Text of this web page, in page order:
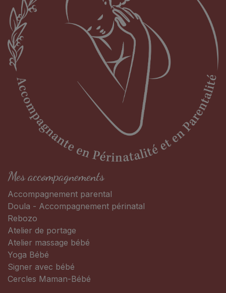
Mes accompagnements
Accompagnement parental
Doula - Accompagnement périnatal
Rebozo
Atelier de portage
Atelier massage bébé
Yoga Bébé
Signer avec bébé
Cercles Maman-Bébé